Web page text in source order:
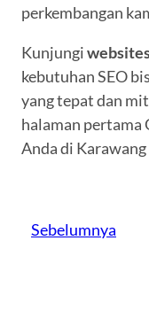
perkembangan
Kunjungi
kebutuhan SEO
yang tepat dan
halaman pertama
Anda di
Sebelumnya